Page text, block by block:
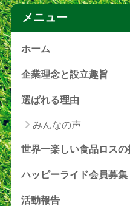
メニュー
ホーム
企業理念と設立趣旨
選ばれる理由
みんなの声
世界一楽しい食品ロスの
ハッピーライド会員募集
活動報告